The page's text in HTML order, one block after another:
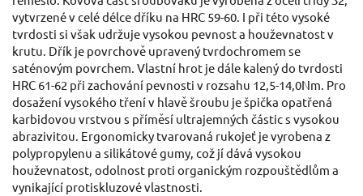
vytvrzené v celé délce dříku na HRC 59-60. I při této vysoké
tvrdosti si však udržuje vysokou pevnost a houževnatost v
krutu. Dřík je povrchově upravený tvrdochromem se
saténovým povrchem. Vlastní hrot je dále kalený do tvrdosti
HRC 61-62 při zachování pevnosti v rozsahu 12,5-14,0Nm. Pro
dosažení vysokého tření v hlavě šroubu je špička opatřená
karbidovou vrstvou s příměsí ultrajemných částic s vysokou
abrazivitou. Ergonomicky tvarovaná rukojeť je vyrobena z
polypropylenu a silikátové gumy, což jí dává vysokou
houževnatost, odolnost proti organickým rozpouštědlům a
vynikající protiskluzové vlastnosti.